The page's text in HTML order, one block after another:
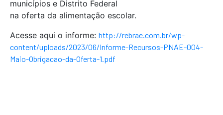
municípios e Distrito Federal
na oferta da alimentação escolar.
Acesse aqui o informe: http://rebrae.com.br/wp-
content/uploads/2023/06/Informe-Recursos-PNAE-004-
Maio-Obrigacao-da-Oferta-1.pdf